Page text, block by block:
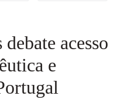
acesso
e